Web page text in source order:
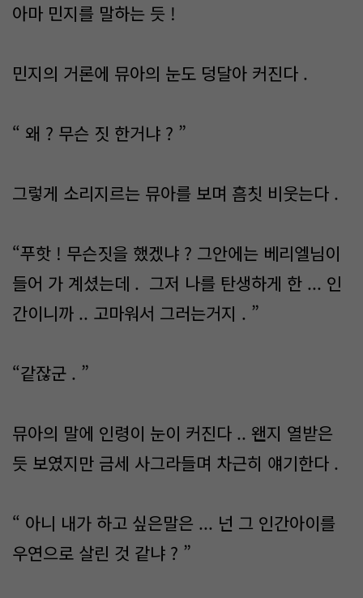
아마 민지를 말하는 듯 !
민지의 거론에 뮤아의 눈도 덩달아 커진다 .
“ 왜 ? 무슨 짓 한거냐 ? ”
그렇게 소리지르는 뮤아를 보며 흠칫 비웃는다 .
“푸핫 ! 무슨짓을 했겠냐 ? 그안에는 베리엘님이
들어 가 계셨는데 . 그저 나를 탄생하게 한 ... 인
간이니까 .. 고마워서 그러는거지 . ”
“같잖군 . ”
뮤아의 말에 인령이 눈이 커진다 .. 왠지 열받은
듯 보였지만 금세 사그라들며 차근히 얘기한다 .
“ 아니 내가 하고 싶은말은 ... 넌 그 인간아이를
우연으로 살린 것 같냐 ? ”